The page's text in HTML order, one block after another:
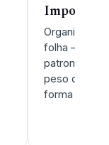
Impostos
Organiza os
folha —
patronal —
peso dos
forma